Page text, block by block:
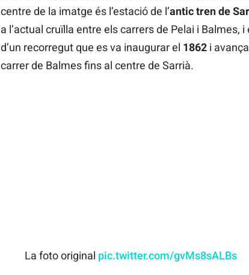
centre de la imatge és l’estació de l’antic tren de
a l’actual cruïlla entre els carrers de Pelai i Balmes, i
d’un recorregut que es va inaugurar el 1862i
carrer de Balmes fins al centre de Sarrià.
La foto original pic.twitter.com/gvMs8sALBs